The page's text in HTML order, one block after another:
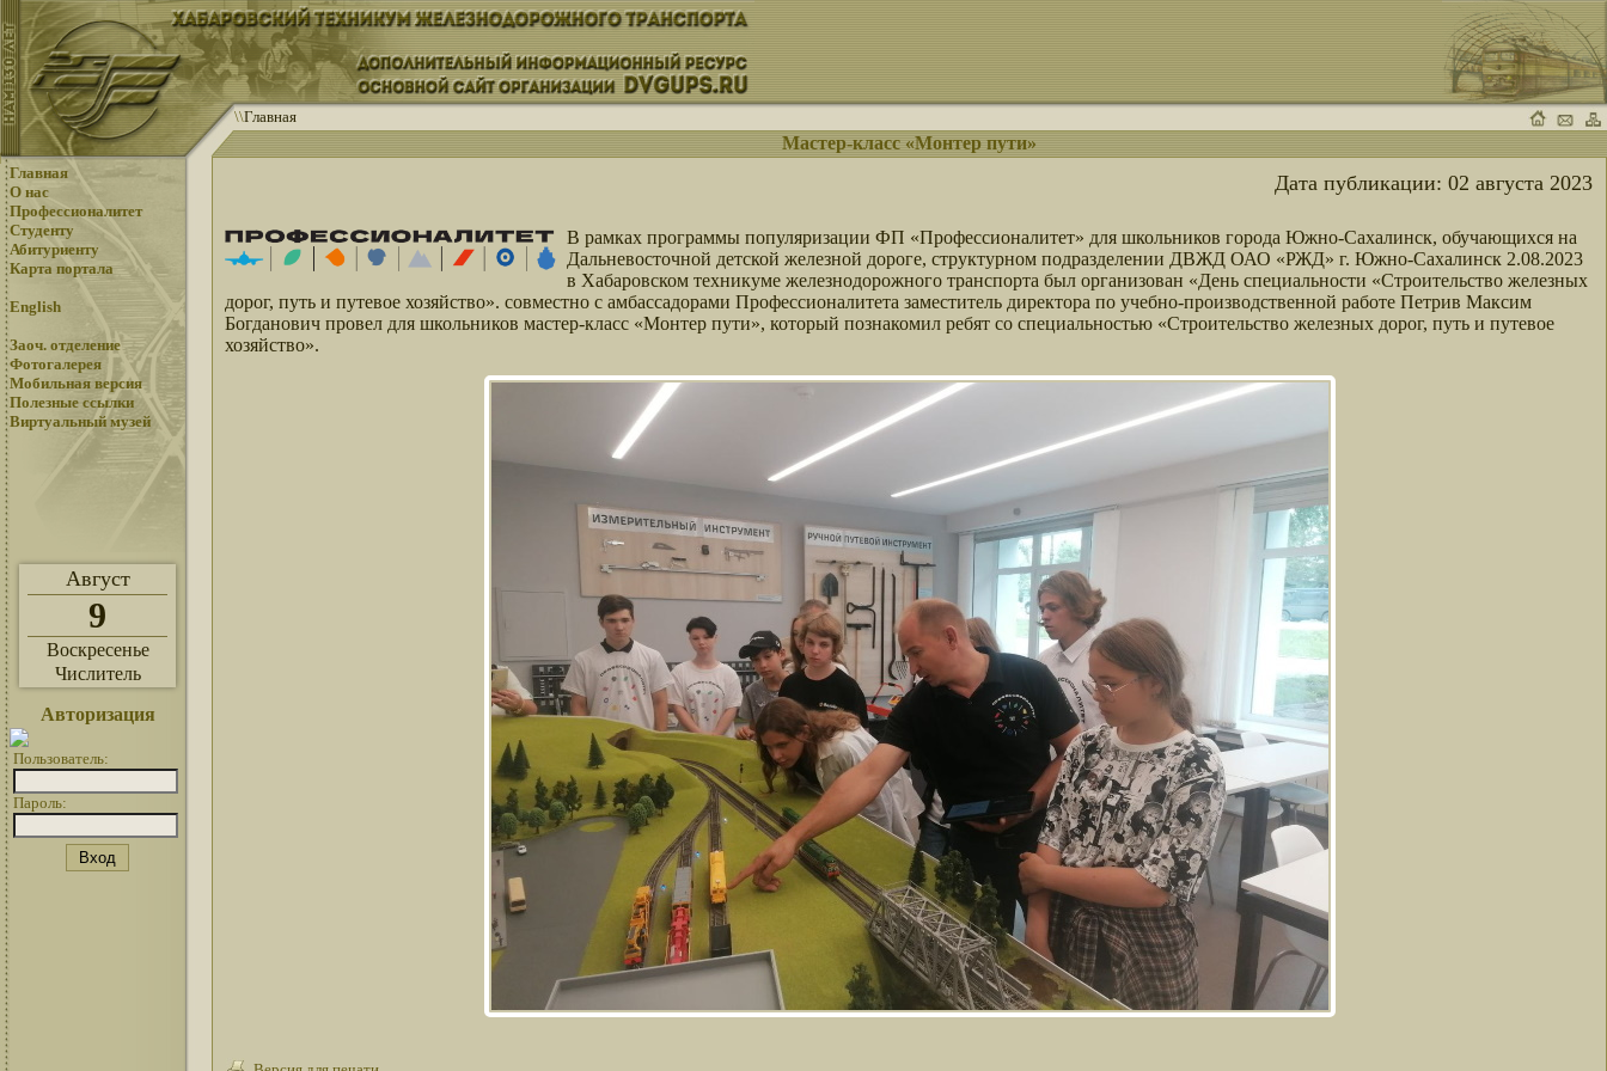
\\Главная
Мастер-класс «Монтер пути»
Главная
О нас
Профессионалитет
Студенту
Абитуриенту
Карта портала
English
Заоч. отделение
Фотогалерея
Мобильная версия
Полезные ссылки
Виртуальный музей
Август
9
Воскресенье
Числитель
Авторизация
Пользователь:
Пароль:
Дата публикации: 02 августа 2023
В рамках программы популяризации ФП «Профессионалитет» для школьников города Южно-Сахалинск, обучающихся на
Дальневосточной детской железной дороге, структурном подразделении ДВЖД ОАО «РЖД» г. Южно-Сахалинск 2.08.2023
в Хабаровском техникуме железнодорожного транспорта был организован «День специальности «Строительство железных
дорог, путь и путевое хозяйство». совместно с амбассадорами Профессионалитета заместитель директора по учебно-производственной работе Петрив Максим
Богданович провел для школьников мастер-класс «Монтер пути», который познакомил ребят со специальностью «Строительство железных дорог, путь и путевое
хозяйство».